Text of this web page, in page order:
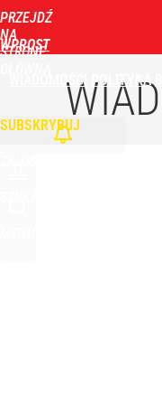
PRZEJDŹ
NA
STRONĘ
WPROST
WIADOMOŚCI POLITYKA
SUBSKRYBUJ
Orlen stracił
5